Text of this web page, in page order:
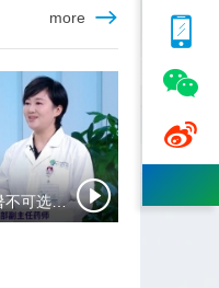
more
科学防暑不可选错药


